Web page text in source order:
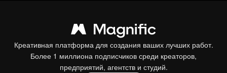
Креативная платформа для создания ваших лучших работ.
Более 1 миллиона подписчиков среди креаторов,
предприятий, агентств и студий.